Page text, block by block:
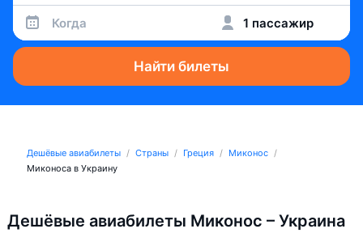
Когда 1 пассажир
Найти билеты
Дешёвые авиабилеты Страны Греция
Миконос
Миконоса в Украину
Дешёвые авиабилеты Миконос – Украина